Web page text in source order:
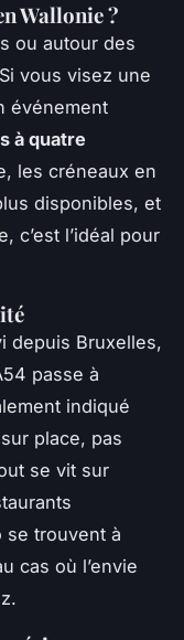
Wallonie ?
ou autour des
vous visez une
événement
à quatre
les créneaux en
disponibles, et
c’est l’idéal pour
depuis Bruxelles,
passe à
indiqué
place, pas
se vit sur
se trouvent à
cas où l’envie